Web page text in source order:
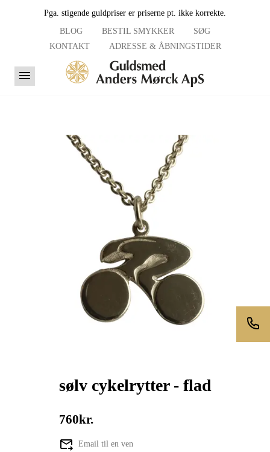
Pga. stigende guldpriser er priserne pt. ikke korrekte.
BLOG
BESTIL SMYKKER
SØG
KONTAKT
ADRESSE & ÅBNINGSTIDER
sølv cykelrytter - flad
760kr.
Email til en ven